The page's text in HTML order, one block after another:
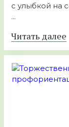
с улыбкой на
...
Читать далее